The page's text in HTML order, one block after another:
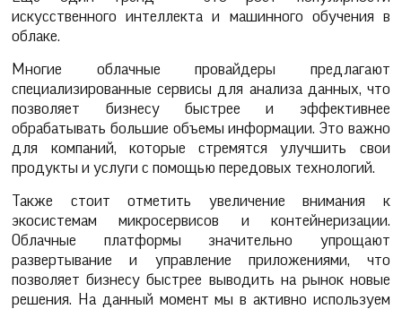
искусственного интеллекта и машинного обучения в
облаке.
Многие облачные провайдеры предлагают
специализированные сервисы для анализа данных, что
позволяет бизнесу быстрее и эффективнее
обрабатывать большие объемы информации. Это важно
для компаний, которые стремятся улучшить свои
продукты и услуги с помощью передовых технологий.
Также стоит отметить увеличение внимания к
экосистемам микросервисов и контейнеризации.
Облачные платформы значительно упрощают
развертывание и управление приложениями, что
позволяет бизнесу быстрее выводить на рынок новые
решения. На данный момент мы в активно используем